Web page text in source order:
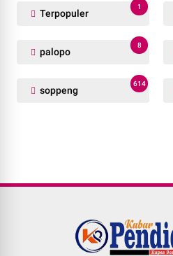
Terpopuler
1
palopo
8
soppeng
614